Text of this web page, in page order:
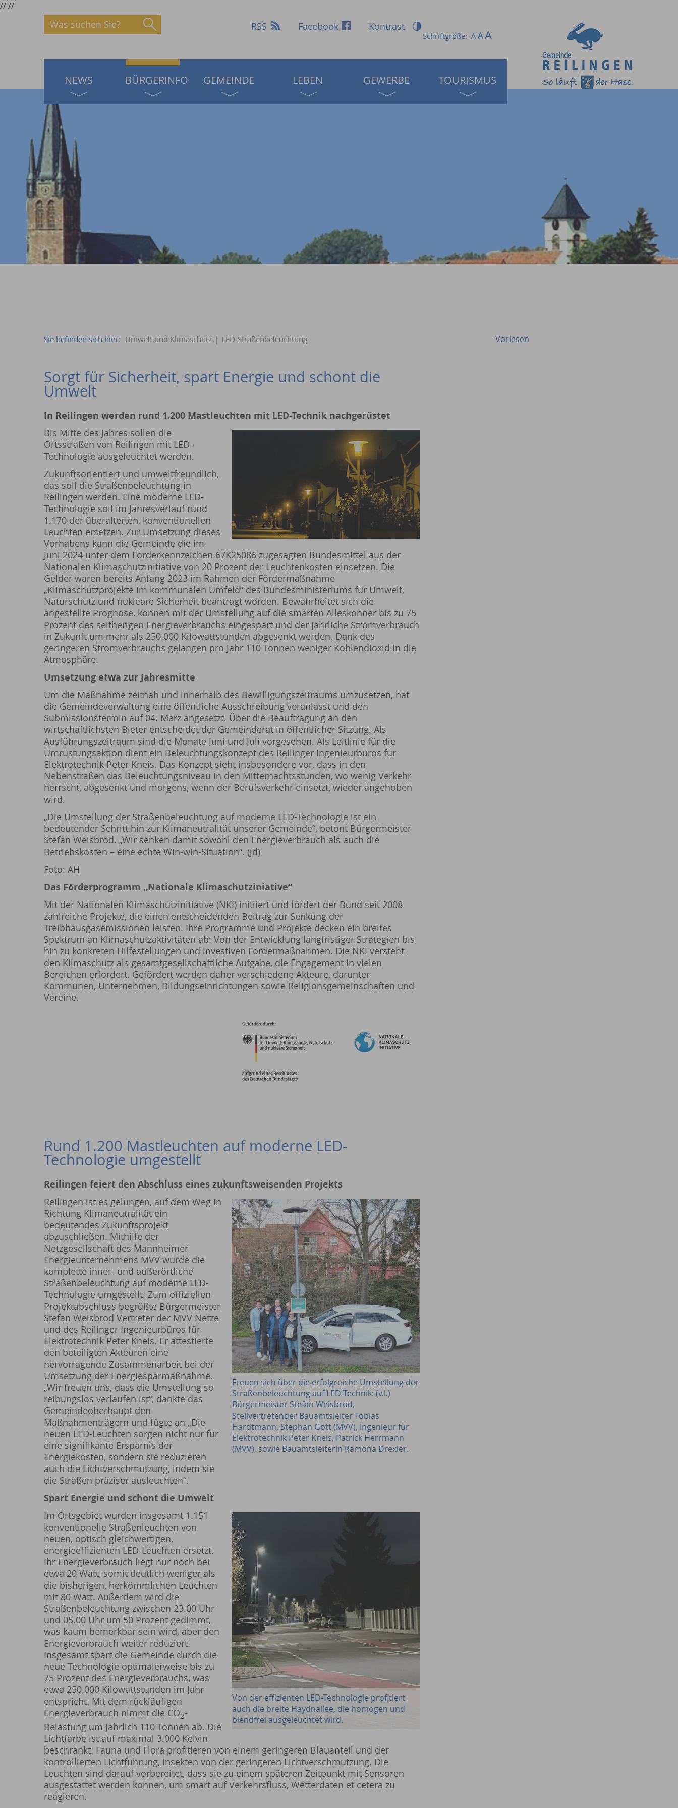
////
Was suchen Sie? RSS Facebook Kontrast
Schriftgröße:
NEWS BÜRGERINFO GEMEINDE LEBEN GEWERBE TOURISMUS
Sie befinden sich hier: Umwelt und Klimaschutz | LED-Straßenbeleuchtung Vorlesen
Sorgt für Sicherheit, spart Energie und schont die
Umwelt
In Reilingen werden rund 1.200 Mastleuchten mit LED-Technik nachgerüstet
Bis Mitte des Jahres sollen die
Ortsstraßen von Reilingen mit LED-
Technologie ausgeleuchtet werden.
Zukunftsorientiert und umweltfreundlich,
das soll die Straßenbeleuchtung in
Reilingen werden. Eine moderne LED-
Technologie soll im Jahresverlauf rund
1.170 der überalterten, konventionellen
Leuchten ersetzen. Zur Umsetzung dieses
Vorhabens kann die Gemeinde die im
Juni 2024 unter dem Förderkennzeichen 67K25086 zugesagten Bundesmittel aus der
Nationalen Klimaschutzinitiative von 20 Prozent der Leuchtenkosten einsetzen. Die
Gelder waren bereits Anfang 2023 im Rahmen der Fördermaßnahme
„Klimaschutzprojekte im kommunalen Umfeld“ des Bundesministeriums für Umwelt,
Naturschutz und nukleare Sicherheit beantragt worden. Bewahrheitet sich die
angestellte Prognose, können mit der Umstellung auf die smarten Alleskönner bis zu 75
Prozent des seitherigen Energieverbrauchs eingespart und der jährliche Stromverbrauch
in Zukunft um mehr als 250.000 Kilowattstunden abgesenkt werden. Dank des
geringeren Stromverbrauchs gelangen pro Jahr 110 Tonnen weniger Kohlendioxid in die
Atmosphäre.
Umsetzung etwa zur Jahresmitte
Um die Maßnahme zeitnah und innerhalb des Bewilligungszeitraums umzusetzen, hat
die Gemeindeverwaltung eine öffentliche Ausschreibung veranlasst und den
Submissionstermin auf 04. März angesetzt. Über die Beauftragung an den
wirtschaftlichsten Bieter entscheidet der Gemeinderat in öffentlicher Sitzung. Als
Ausführungszeitraum sind die Monate Juni und Juli vorgesehen. Als Leitlinie für die
Umrüstungsaktion dient ein Beleuchtungskonzept des Reilinger Ingenieurbüros für
Elektrotechnik Peter Kneis. Das Konzept sieht insbesondere vor, dass in den
Nebenstraßen das Beleuchtungsniveau in den Mitternachtsstunden, wo wenig Verkehr
herrscht, abgesenkt und morgens, wenn der Berufsverkehr einsetzt, wieder angehoben
wird.
„Die Umstellung der Straßenbeleuchtung auf moderne LED-Technologie ist ein
bedeutender Schritt hin zur Klimaneutralität unserer Gemeinde“, betont Bürgermeister
Stefan Weisbrod. „Wir senken damit sowohl den Energieverbrauch als auch die
Betriebskosten – eine echte Win-win-Situation“. (jd)
Foto: AH
Das Förderprogramm „Nationale Klimaschutziniative“
Mit der Nationalen Klimaschutzinitiative (NKI) initiiert und fördert der Bund seit 2008
zahlreiche Projekte, die einen entscheidenden Beitrag zur Senkung der
Treibhausgasemissionen leisten. Ihre Programme und Projekte decken ein breites
Spektrum an Klimaschutzaktivitäten ab: Von der Entwicklung langfristiger Strategien bis
hin zu konkreten Hilfestellungen und investiven Fördermaßnahmen. Die NKI versteht
den Klimaschutz als gesamtgesellschaftliche Aufgabe, die Engagement in vielen
Bereichen erfordert. Gefördert werden daher verschiedene Akteure, darunter
Kommunen, Unternehmen, Bildungseinrichtungen sowie Religionsgemeinschaften und
Vereine.
Rund 1.200 Mastleuchten auf moderne LED-
Technologie umgestellt
Reilingen feiert den Abschluss eines zukunftsweisenden Projekts
Freuen sich über die erfolgreiche Umstellung der
Straßenbeleuchtung auf LED-Technik: (v.l.)
Bürgermeister Stefan Weisbrod,
Stellvertretender Bauamtsleiter Tobias
Hardtmann, Stephan Gött (MVV), Ingenieur für
Elektrotechnik Peter Kneis, Patrick Herrmann
(MVV), sowie Bauamtsleiterin Ramona Drexler.
Reilingen ist es gelungen, auf dem Weg in
Richtung Klimaneutralität ein
bedeutendes Zukunftsprojekt
abzuschließen. Mithilfe der
Netzgesellschaft des Mannheimer
Energieunternehmens MVV wurde die
komplette inner- und außerörtliche
Straßenbeleuchtung auf moderne LED-
Technologie umgestellt. Zum offiziellen
Projektabschluss begrüßte Bürgermeister
Stefan Weisbrod Vertreter der MVV Netze
und des Reilinger Ingenieurbüros für
Elektrotechnik Peter Kneis. Er attestierte
den beteiligten Akteuren eine
hervorragende Zusammenarbeit bei der
Umsetzung der Energiesparmaßnahme.
„Wir freuen uns, dass die Umstellung so
reibungslos verlaufen ist“, dankte das
Gemeindeoberhaupt den
Maßnahmenträgern und fügte an „Die
neuen LED-Leuchten sorgen nicht nur für
eine signifikante Ersparnis der
Energiekosten, sondern sie reduzieren
auch die Lichtverschmutzung, indem sie
die Straßen präziser ausleuchten“.
Spart Energie und schont die Umwelt
Von der effizienten LED-Technologie profitiert
auch die breite Haydnallee, die homogen und
blendfrei ausgeleuchtet wird.
Im Ortsgebiet wurden insgesamt 1.151
konventionelle Straßenleuchten von
neuen, optisch gleichwertigen,
energieeffizienten LED-Leuchten ersetzt.
Ihr Energieverbrauch liegt nur noch bei
etwa 20 Watt, somit deutlich weniger als
die bisherigen, herkömmlichen Leuchten
mit 80 Watt. Außerdem wird die
Straßenbeleuchtung zwischen 23.00 Uhr
und 05.00 Uhr um 50 Prozent gedimmt,
was kaum bemerkbar sein wird, aber den
Energieverbrauch weiter reduziert.
Insgesamt spart die Gemeinde durch die
neue Technologie optimalerweise bis zu
75 Prozent des Energieverbrauchs, was
etwa 250.000 Kilowattstunden im Jahr
entspricht. Mit dem rückläufigen
Energieverbrauch nimmt die CO2-
Belastung um jährlich 110 Tonnen ab. Die
Lichtfarbe ist auf maximal 3.000 Kelvin
beschränkt. Fauna und Flora profitieren von einem geringeren Blauanteil und der
kontrollierten Lichtführung, Insekten von der geringeren Lichtverschmutzung. Die
Leuchten sind darauf vorbereitet, dass sie zu einem späteren Zeitpunkt mit Sensoren
ausgestattet werden können, um smart auf Verkehrsfluss, Wetterdaten et cetera zu
reagieren.